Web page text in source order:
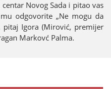
Novog Sada i pitao vas
odgovorite „Ne mogu da
Igora (Mirović, premiјer
Markovć Palma.